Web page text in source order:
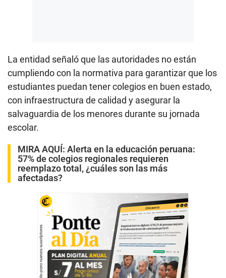
La entidad señaló que las autoridades no están
cumpliendo con la normativa para garantizar que los
estudiantes puedan tener colegios en buen estado,
con infraestructura de calidad y asegurar la
salvaguardia de los menores durante su jornada
escolar.
MIRA AQUÍ: Alerta en la educación peruana:
57% de colegios regionales requieren
reemplazo total, ¿cuáles son las más
afectadas?